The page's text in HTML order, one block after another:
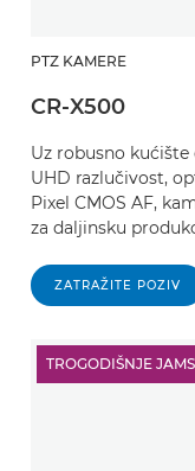
PTZ KAMERE
CR-X500
Uz robusno
UHD razlučivost,
Pixel CMOS AF,
za daljinsku
ZATRAŽITE POZIV
TROGODIŠNJE